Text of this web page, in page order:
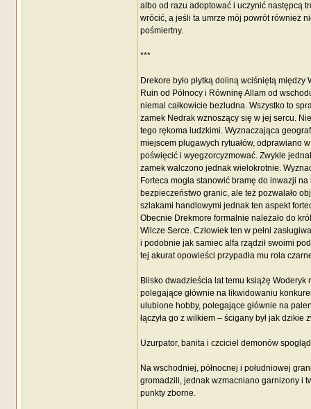
albo od razu adoptować i uczynić następcą
wrócić, a jeśli ta umrze mój powrót również
pośmiertny.
***
Drekore było płytką doliną wciśniętą między
Ruin od Północy i Równinę Allam od
niemal całkowicie bezludna. Wszystko to
zamek Nedrak wznoszący się w jej sercu.
tego rękoma ludzkimi. Wyznaczająca
miejscem plugawych rytuałów, odprawiano
poświęcić i wyegzorcyzmować. Zwykle
zamek walczono jednak wielokrotnie.
Forteca mogła stanowić bramę do inwazji
bezpieczeństwo granic, ale też pozwalało
szlakami handlowymi jednak ten aspekt
Obecnie Drekmore formalnie należało do
Wilcze Serce. Człowiek ten w pełni
i podobnie jak samiec alfa rządził swoimi
tej akurat opowieści przypadła mu rola
Blisko dwadzieścia lat temu książę Woderyk
polegające głównie na likwidowaniu
ulubione hobby, polegające głównie na
łączyła go z wilkiem – ścigany był jak dzikie
Uzurpator, banita i czciciel demonów
Na wschodniej, północnej i południowej
gromadzili, jednak wzmacniano garnizony i
punkty zborne.